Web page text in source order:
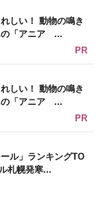
しい！ 動物の鳴き
の「アニア ...
PR
しい！ 動物の鳴き
の「アニア ...
PR
ル」ランキングTO
札幌発寒...